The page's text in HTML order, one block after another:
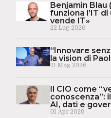
Benjamin Blau
funziona l’IT
vende IT»
22 Lug 2026
“Innovare
la vision di
21 Mag 2026
Il CIO come
conoscenza”:
AI, dati e
01 Apr 2026